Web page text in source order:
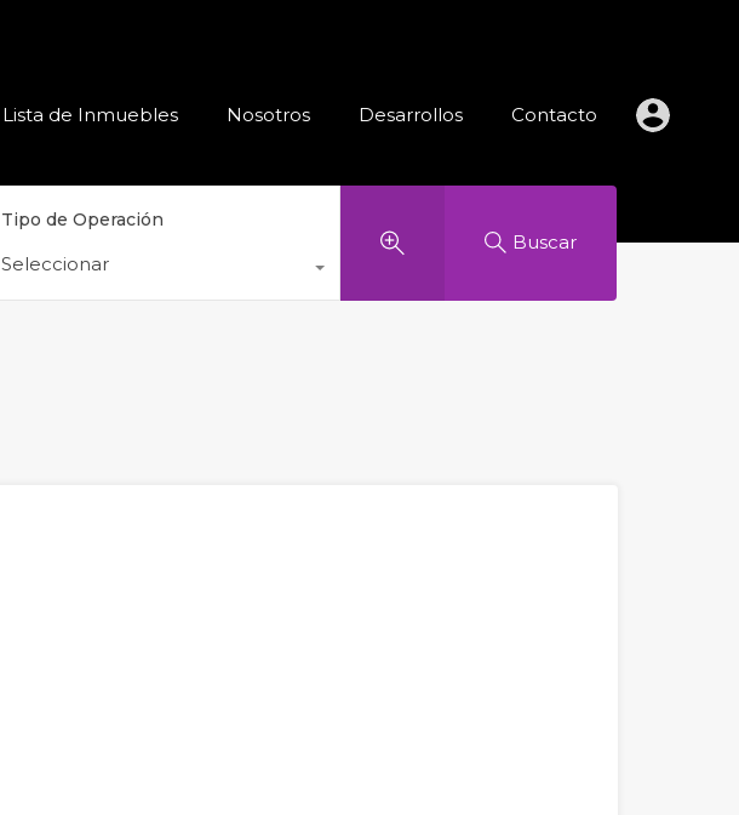
Lista de Inmuebles Nosotros Desarrollos Contacto
Tipo de Operación
Seleccionar
Buscar